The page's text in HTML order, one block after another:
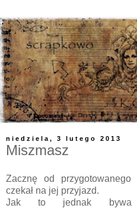
niedziela, 3 lutego 2013
Miszmasz
Zacznę od
czekał na jej przyjazd.
Jak to jednak bywa